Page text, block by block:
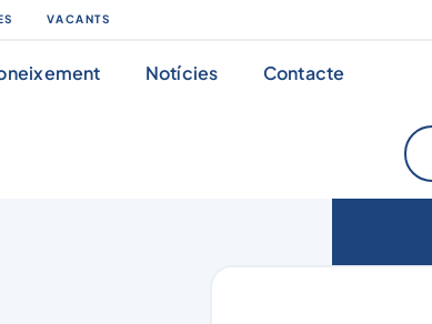
VACANTS
Notícies Contacte